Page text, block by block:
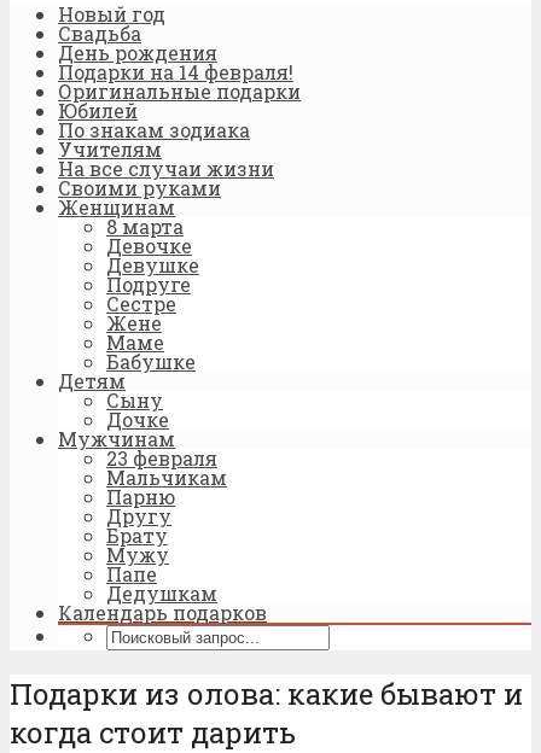
Новый год
Свадьба
День рождения
Подарки на 14 февраля!
Оригинальные подарки
Юбилей
По знакам зодиака
Учителям
На все случаи жизни
Своими руками
Женщинам
8 марта
Девочке
Девушке
Подруге
Сестре
Жене
Маме
Бабушке
Детям
Сыну
Дочке
Мужчинам
23 февраля
Мальчикам
Парню
Другу
Брату
Мужу
Папе
Дедушкам
Календарь подарков
Подарки из олова: какие бывают и
когда стоит дарить